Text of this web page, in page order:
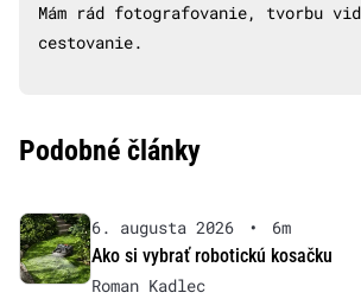
Mám rád fotografovanie, tvorbu
cestovanie.
Podobné články
6. augusta 2026 •
6m
Ako si vybrať robotickú kosačku
Roman Kadlec